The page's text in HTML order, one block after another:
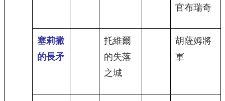
官布瑞奇
塞莉撒
的長矛
托維爾
的失落
之城
胡薩姆將
軍